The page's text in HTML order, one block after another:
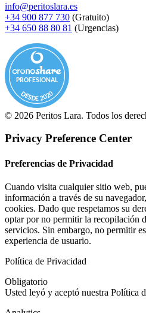
info@peritoslara.es
+34 900 877 730 (Gratuito)
+34 650 88 80 81 (Urgencias)
PROFESIONAL
DESDE 2020
© 2026 Peritos Lara. Todos los
Privacy Preference Center
Preferencias de Privacidad
Cuando visita cualquier sitio web,
información a través de su
cookies. Dado que respetamos su
optar por no permitir la recopilación
servicios. Sin embargo, no permitir
experiencia de usuario.
Política de Privacidad
Obligatorio
Usted leyó y aceptó nuestra Política